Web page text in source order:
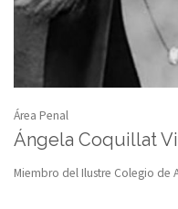
Área Penal
Ángela Coquillat
Miembro del Ilustre Colegio de